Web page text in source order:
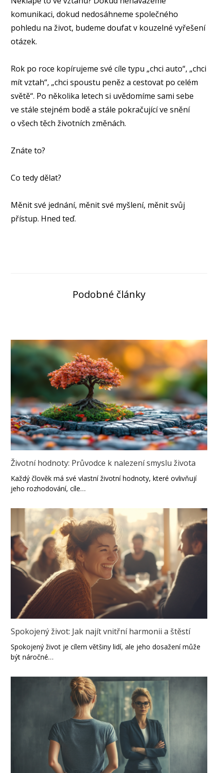
komunikaci, dokud nedosáhneme společného
pohledu na život, budeme doufat v kouzelné vyřešení
otázek.
Rok po roce kopírujeme své cíle typu „chci auto“, „chci
mít vztah“, „chci spoustu peněz a cestovat po celém
světě“. Po několika letech si uvědomíme sami sebe
ve stále stejném bodě a stále pokračující ve snění
o všech těch životních změnách.
Znáte to?
Co tedy dělat?
Měnit své jednání, měnit své myšlení, měnit svůj
přístup. Hned teď.
Podobné články
Životní hodnoty: Průvodce k nalezení smyslu života
Každý člověk má své vlastní životní hodnoty, které ovlivňují
jeho rozhodování, cíle…
Spokojený život: Jak najít vnitřní harmonii a štěstí
Spokojený život je cílem většiny lidí, ale jeho dosažení může
být náročné…